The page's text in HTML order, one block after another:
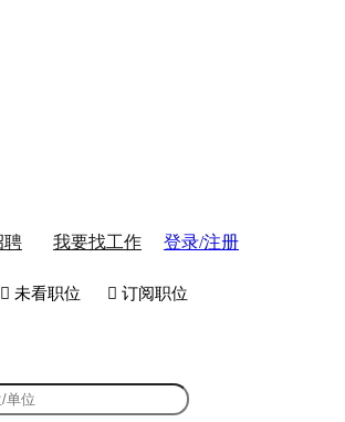
聘 我要找工作 登录/注册
 未看职位  订阅职位